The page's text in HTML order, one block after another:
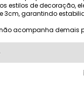
estilos de decoração,
3cm, garantindo
acompanha demais